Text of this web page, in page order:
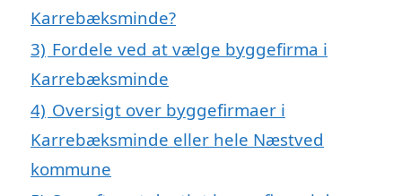
Karrebæksminde?
3) Fordele ved at vælge byggefirma i
Karrebæksminde
4) Oversigt over byggefirmaer i
Karrebæksminde eller hele Næstved
kommune